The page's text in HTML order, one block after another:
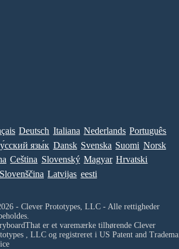
Deutsch Italiana Nederlands Português
язы́к Dansk Svenska Suomi Norsk
Ceština Slovenský Magyar Hrvatski
Slovenščina Latvijas eesti
- Clever Prototypes, LLC - Alle rettigheder
er et varemærke tilhørende Clever
, LLCog registreret i US Patent and